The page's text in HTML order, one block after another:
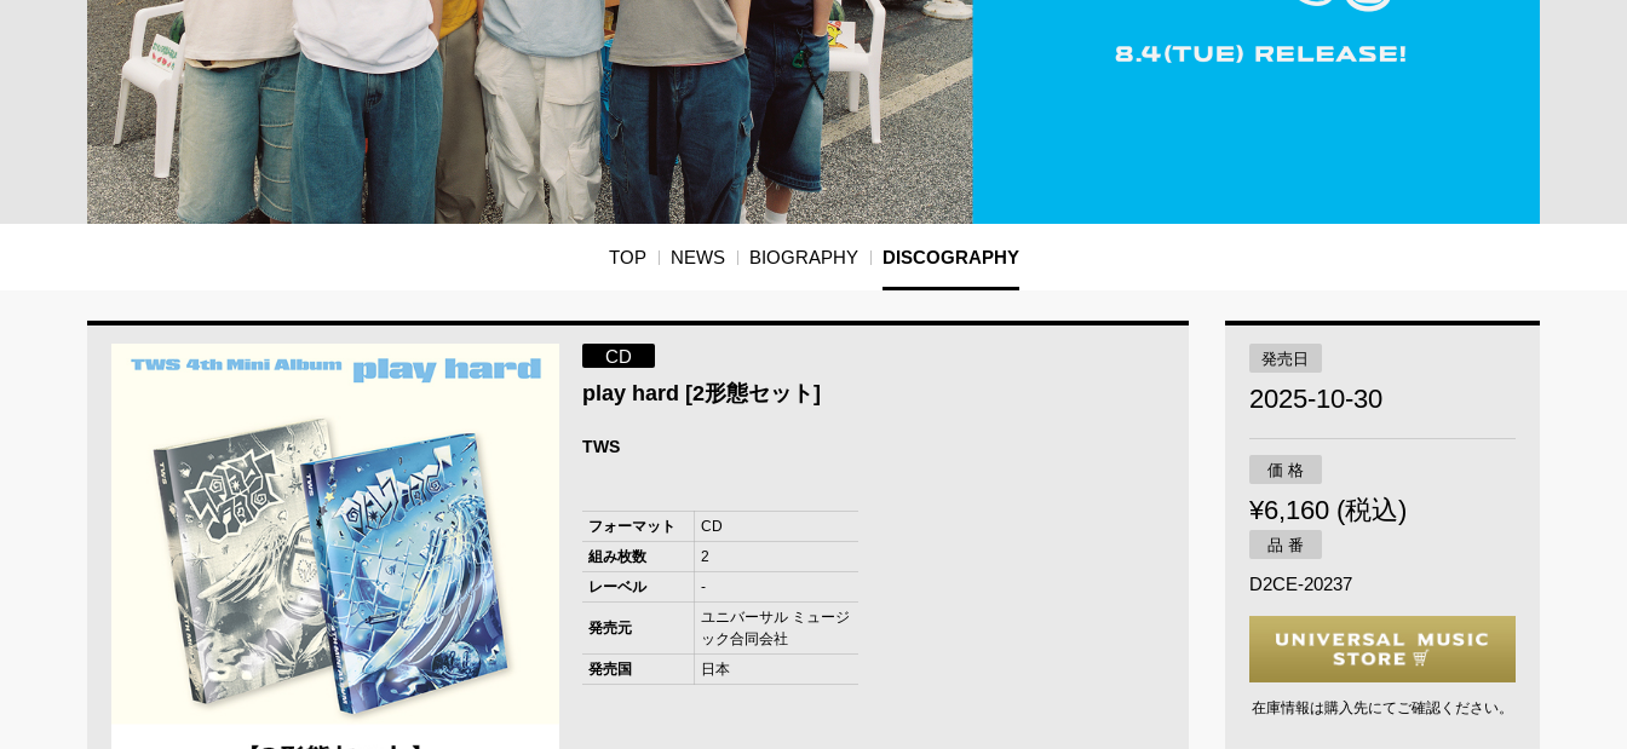
TOP NEWS BIOGRAPHY DISCOGRAPHY
CD
play hard [2形態セット]
TWS
フォーマット
CD
組み枚数
2
レーベル
-
発売元
ユニバーサル ミュージ
ック合同会社
発売国
日本
発売日
2025-10-30
価 格
¥6,160 (税込)
品 番
D2CE-20237
在庫情報は購入先にてご確認ください。